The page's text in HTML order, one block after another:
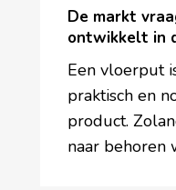
familiebedrijf
Aquaberg
markt
vraagt,
Aquaberg
ontwikkelt
design
De markt
ontwikkelt in
Een vloerput
praktisch en
product.
naar behoren